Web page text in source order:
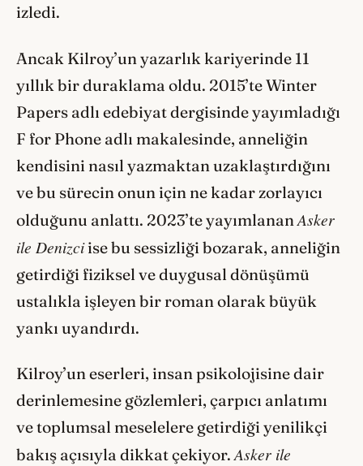
izledi.
Ancak Kilroy’un yazarlık kariyerinde 11
yıllık bir duraklama oldu. 2015’te Winter
Papers adlı edebiyat dergisinde yayımladığı
F for Phone adlı makalesinde, anneliğin
kendisini nasıl yazmaktan uzaklaştırdığını
ve bu sürecin onun için ne kadar zorlayıcı
olduğunu anlattı. 2023’te yayımlanan Asker
ile Denizciise bu sessizliği bozarak, anneliğin
getirdiği fiziksel ve duygusal dönüşümü
ustalıkla işleyen bir roman olarak büyük
yankı uyandırdı.
Kilroy’un eserleri, insan psikolojisine dair
derinlemesine gözlemleri, çarpıcı anlatımı
ve toplumsal meselelere getirdiği yenilikçi
bakış açısıyla dikkat çekiyor.Asker ile